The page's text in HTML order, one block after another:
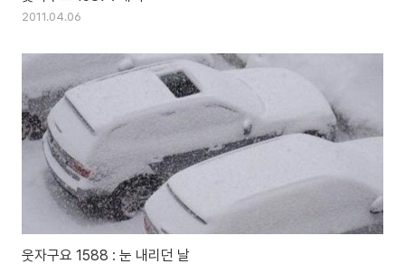
2011.04.06
웃자구요 1588 : 눈 내리던 날